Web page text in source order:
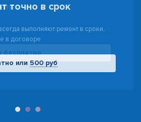
500 руб
гарантию на ремонт до 10 лет
бесплатно